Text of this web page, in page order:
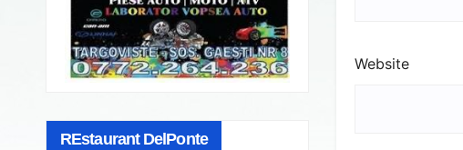
REstaurant DelPonte
Website